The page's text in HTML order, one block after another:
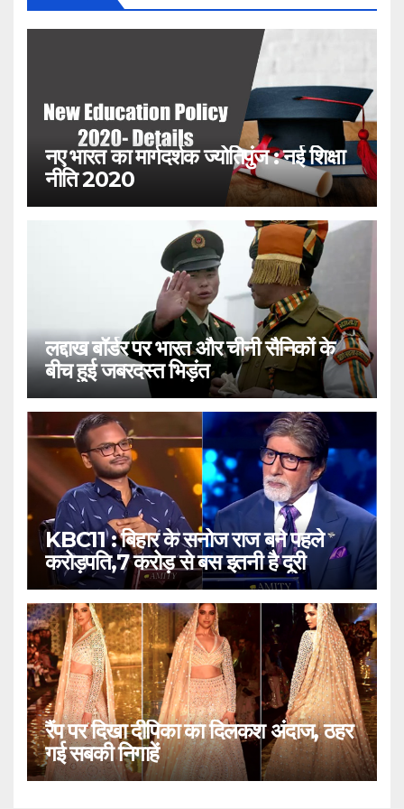
नए भारत का मार्गदर्शक ज्योतिपुंज : नई शिक्षा
नीति 2020
लद्दाख बॉर्डर पर भारत और चीनी सैनिकों के
बीच हुई जबरदस्त भिड़ंत
KBC11 : बिहार के सनोज राज बने पहले
करोड़पति,7 करोड़ से बस इतनी है दूरी
रैंप पर दिखा दीपिका का दिलकश अंदाज, ठहर
गई सबकी निगाहें